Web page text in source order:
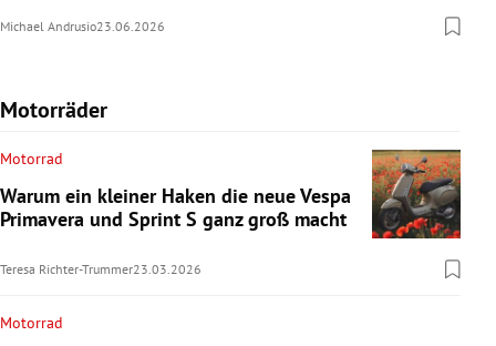
Michael Andrusio23.06.2026
Motorräder
Motorrad
Warum ein kleiner Haken die neue Vespa
Primavera und Sprint S ganz groß macht
Teresa Richter-Trummer23.03.2026
Motorrad